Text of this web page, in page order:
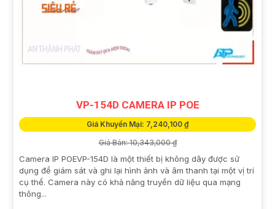
VP-154D CAMERA IP POE
Giá Khuyến Mại: 7,240,100 ₫
Giá Bán: 10,343,000 ₫
Camera IP POEVP-154D là một thiết bị không dây được sử
dụng để giám sát và ghi lại hình ảnh và âm thanh tại một vị trí
cụ thể. Camera này có khả năng truyền dữ liệu qua mạng
thông...